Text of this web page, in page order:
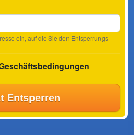
ein, auf die Sie den Entsperrungs-
Entsperren